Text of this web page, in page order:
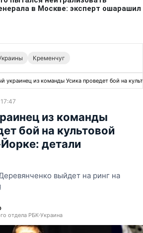
Кременчуг
украинец из команды Усика проведет бой на
из команды
бой на культовой
детали
выйдет на ринг на
отдела РБК-Украина